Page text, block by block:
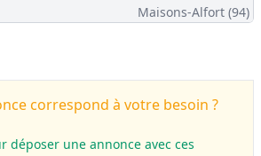
Maisons-Alfort (94)
correspond à votre besoin ?
déposer une annonce avec ces